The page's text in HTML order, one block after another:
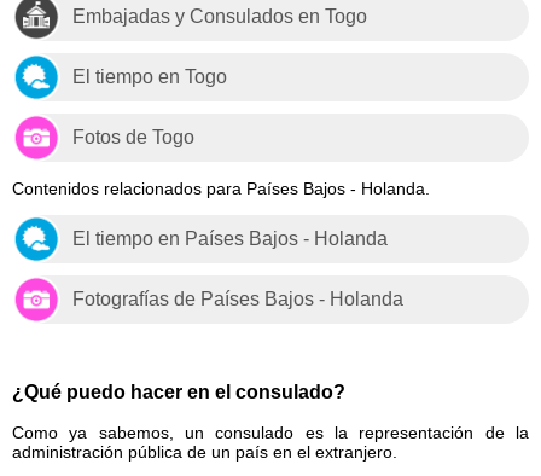
Embajadas y Consulados en Togo
El tiempo en Togo
Fotos de Togo
Contenidos relacionados para Países Bajos - Holanda.
El tiempo en Países Bajos - Holanda
Fotografías de Países Bajos - Holanda
¿Qué puedo hacer en el consulado?
Como ya sabemos, un consulado es la representación de la
administración pública de un país en el extranjero.